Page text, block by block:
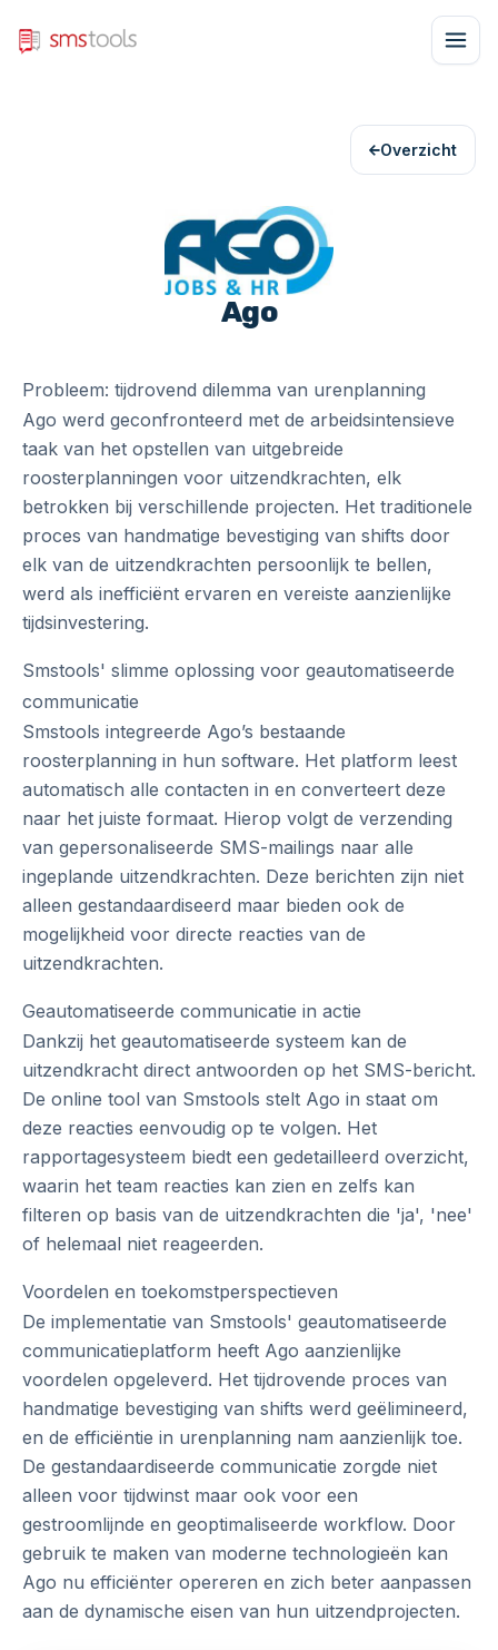
Overzicht
Ago
Probleem: tijdrovend dilemma van urenplanning
Ago werd geconfronteerd met de arbeidsintensieve
taak van het opstellen van uitgebreide
roosterplanningen voor uitzendkrachten, elk
betrokken bij verschillende projecten. Het traditionele
proces van handmatige bevestiging van shifts door
elk van de uitzendkrachten persoonlijk te bellen,
werd als inefficiënt ervaren en vereiste aanzienlijke
tijdsinvestering.
Smstools' slimme oplossing voor geautomatiseerde
communicatie
Smstools integreerde Ago’s bestaande
roosterplanning in hun software. Het platform leest
automatisch alle contacten in en converteert deze
naar het juiste formaat. Hierop volgt de verzending
van gepersonaliseerde SMS-mailings naar alle
ingeplande uitzendkrachten. Deze berichten zijn niet
alleen gestandaardiseerd maar bieden ook de
mogelijkheid voor directe reacties van de
uitzendkrachten.
Geautomatiseerde communicatie in actie
Dankzij het geautomatiseerde systeem kan de
uitzendkracht direct antwoorden op het SMS-bericht.
De online tool van Smstools stelt Ago in staat om
deze reacties eenvoudig op te volgen. Het
rapportagesysteem biedt een gedetailleerd overzicht,
waarin het team reacties kan zien en zelfs kan
filteren op basis van de uitzendkrachten die 'ja', 'nee'
of helemaal niet reageerden.
Voordelen en toekomstperspectieven
De implementatie van Smstools' geautomatiseerde
communicatieplatform heeft Ago aanzienlijke
voordelen opgeleverd. Het tijdrovende proces van
handmatige bevestiging van shifts werd geëlimineerd,
en de efficiëntie in urenplanning nam aanzienlijk toe.
De gestandaardiseerde communicatie zorgde niet
alleen voor tijdwinst maar ook voor een
gestroomlijnde en geoptimaliseerde workflow. Door
gebruik te maken van moderne technologieën kan
Ago nu efficiënter opereren en zich beter aanpassen
aan de dynamische eisen van hun uitzendprojecten.